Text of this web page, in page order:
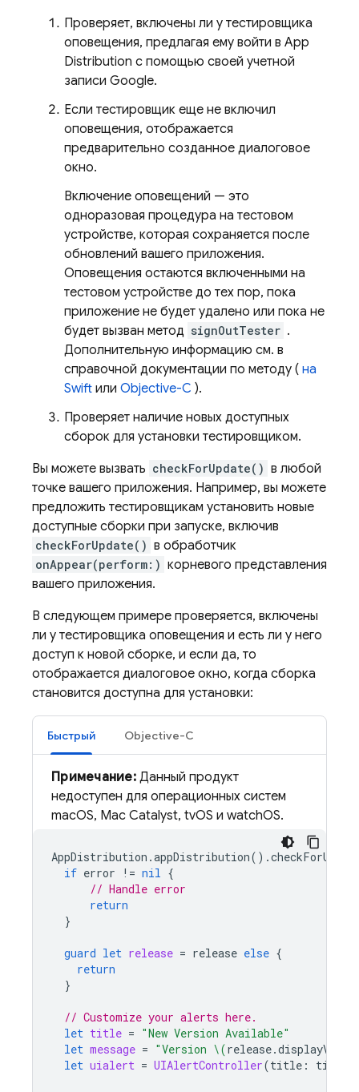
Проверяет, включены ли у тестировщика
оповещения, предлагая ему войти в App
Distribution с помощью своей учетной
записи Google.
Если тестировщик еще не включил
оповещения, отображается
предварительно созданное диалоговое
окно.
Включение оповещений — это
одноразовая процедура на тестовом
устройстве, которая сохраняется после
обновлений вашего приложения.
Оповещения остаются включенными на
тестовом устройстве до тех пор, пока
приложение не будет удалено или пока не
будет вызван метод signOutTester .
Дополнительную информацию см. в
справочной документации по методу ( на
Swift или Objective-C ).
Проверяет наличие новых доступных
сборок для установки тестировщиком.
Вы можете вызвать checkForUpdate() в любой
точке вашего приложения. Например, вы можете
предложить тестировщикам установить новые
доступные сборки при запуске, включив
checkForUpdate() в обработчик
onAppear(perform:) корневого представления
вашего приложения.
В следующем примере проверяется, включены
ли у тестировщика оповещения и есть ли у него
доступ к новой сборке, и если да, то
отображается диалоговое окно, когда сборка
становится доступна для установки:
Быстрый Objective-C
Примечание:Данный продукт
недоступен для операционных систем
macOS, Mac Catalyst, tvOS и watchOS.
AppDistribution .appDistribution().
if error != nil {
// Handle error
return
}
guard let release = release else {
return
}
// Customize your alerts here.
let title = "New Version Available"
let message = "Version \(release.
let uialert = UIAlertController(title : title